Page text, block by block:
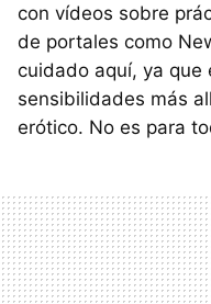
con vídeos sobre
de portales como
cuidado aquí, ya que
sensibilidades más
erótico. No es para